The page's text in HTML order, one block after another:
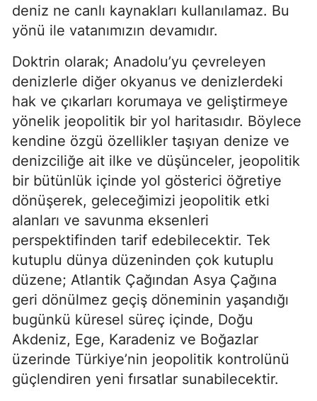
deniz ne canlı kaynakları kullanılamaz. Bu
yönü ile vatanımızın devamıdır.
Doktrin olarak; Anadolu’yu çevreleyen
denizlerle diğer okyanus ve denizlerdeki
hak ve çıkarları korumaya ve geliştirmeye
yönelik jeopolitik bir yol haritasıdır. Böylece
kendine özgü özellikler taşıyan denize ve
denizciliğe ait ilke ve düşünceler, jeopolitik
bir bütünlük içinde yol gösterici öğretiye
dönüşerek, geleceğimizi jeopolitik etki
alanları ve savunma eksenleri
perspektifinden tarif edebilecektir. Tek
kutuplu dünya düzeninden çok kutuplu
düzene; Atlantik Çağından Asya Çağına
geri dönülmez geçiş döneminin yaşandığı
bugünkü küresel süreç içinde, Doğu
Akdeniz, Ege, Karadeniz ve Boğazlar
üzerinde Türkiye’nin jeopolitik kontrolünü
güçlendiren yeni fırsatlar sunabilecektir.